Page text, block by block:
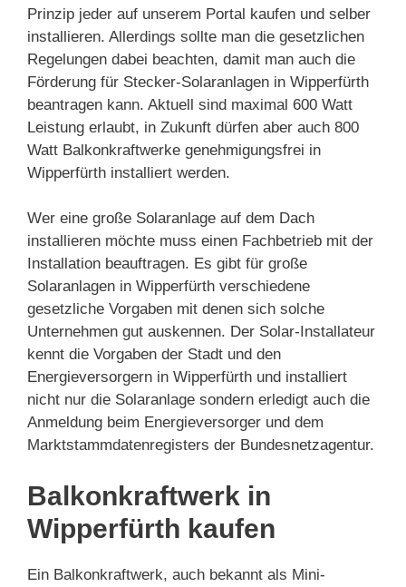
Prinzip jeder auf unserem Portal kaufen und selber
installieren. Allerdings sollte man die gesetzlichen
Regelungen dabei beachten, damit man auch die
Förderung für Stecker-Solaranlagen in Wipperfürth
beantragen kann. Aktuell sind maximal 600 Watt
Leistung erlaubt, in Zukunft dürfen aber auch 800
Watt Balkonkraftwerke genehmigungsfrei in
Wipperfürth installiert werden.
Wer eine große Solaranlage auf dem Dach
installieren möchte muss einen Fachbetrieb mit der
Installation beauftragen. Es gibt für große
Solaranlagen in Wipperfürth verschiedene
gesetzliche Vorgaben mit denen sich solche
Unternehmen gut auskennen. Der Solar-Installateur
kennt die Vorgaben der Stadt und den
Energieversorgern in Wipperfürth und installiert
nicht nur die Solaranlage sondern erledigt auch die
Anmeldung beim Energieversorger und dem
Marktstammdatenregisters der Bundesnetzagentur.
Balkonkraftwerk in
Wipperfürth kaufen
Ein Balkonkraftwerk, auch bekannt als Mini-